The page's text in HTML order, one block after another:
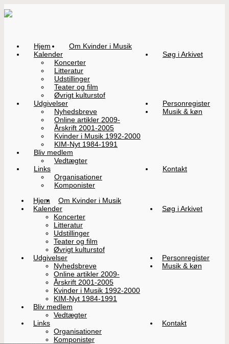
Hjem
Om Kvinder i Musik
Kalender
Koncerter
Litteratur
Udstillinger
Teater og film
Øvrigt kulturstof
Søg i Arkivet
Udgivelser
Nyhedsbreve
Online artikler 2009-
Årskrift 2001-2005
Kvinder i Musik 1992-2000
KIM-Nyt 1984-1991
Personregister
Musik & køn
Bliv medlem
Vedtægter
Links
Organisationer
Komponister
Kontakt
Hjem
Om Kvinder i Musik
Kalender
Koncerter
Litteratur
Udstillinger
Teater og film
Øvrigt kulturstof
Søg i Arkivet
Udgivelser
Nyhedsbreve
Online artikler 2009-
Årskrift 2001-2005
Kvinder i Musik 1992-2000
KIM-Nyt 1984-1991
Personregister
Musik & køn
Bliv medlem
Vedtægter
Links
Organisationer
Komponister
Kontakt